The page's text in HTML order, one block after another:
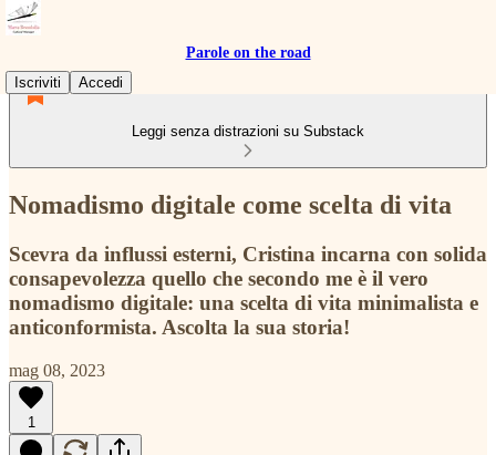
Parole on the road
Iscriviti
Accedi
Leggi senza distrazioni su Substack
Nomadismo digitale come scelta di vita
Scevra da influssi esterni, Cristina incarna con solida
consapevolezza quello che secondo me è il vero
nomadismo digitale: una scelta di vita minimalista e
anticonformista. Ascolta la sua storia!
mag 08, 2023
1